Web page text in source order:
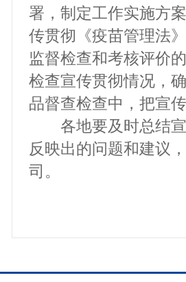
署，制定工作实施方
传贯彻《疫苗管理法
监督检查和考核评价
检查宣传贯彻情况，
品督查检查中，把宣
各地要及时总结宣
反映出的问题和建议
司。